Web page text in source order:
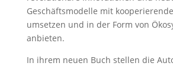
Geschäftsmodelle mit
umsetzen und in der Form von
anbieten.
In ihrem neuen Buch stellen die